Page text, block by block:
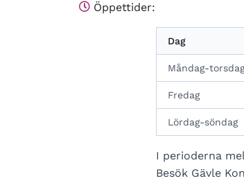
Öppettider:
Dag
Måndag-torsdag
Fredag
Lördag-söndag
I perioderna
Besök Gävle